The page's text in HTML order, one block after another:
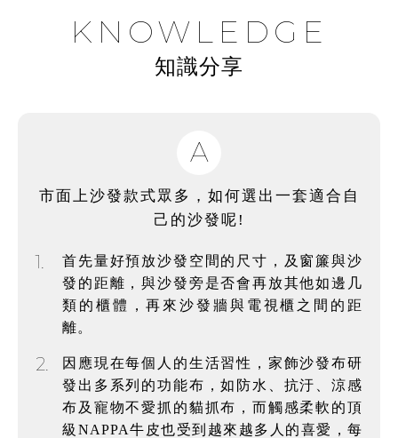
KNOWLEDGE
知識分享
A
市面上沙發款式眾多，如何選出一套適合自
己的沙發呢!
1.
首先量好預放沙發空間的尺寸，及窗簾與沙
發的距離，與沙發旁是否會再放其他如邊几
類的櫃體，再來沙發牆與電視櫃之間的距
離。
2.
因應現在每個人的生活習性，家飾沙發布研
發出多系列的功能布，如防水、抗汙、涼感
布及寵物不愛抓的貓抓布，而觸感柔軟的頂
級NAPPA牛皮也受到越來越多人的喜愛，每